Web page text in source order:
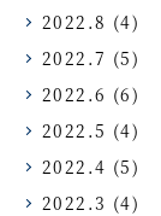
2022.8 (4)
2022.7 (5)
2022.6 (6)
2022.5 (4)
2022.4 (5)
2022.3 (4)